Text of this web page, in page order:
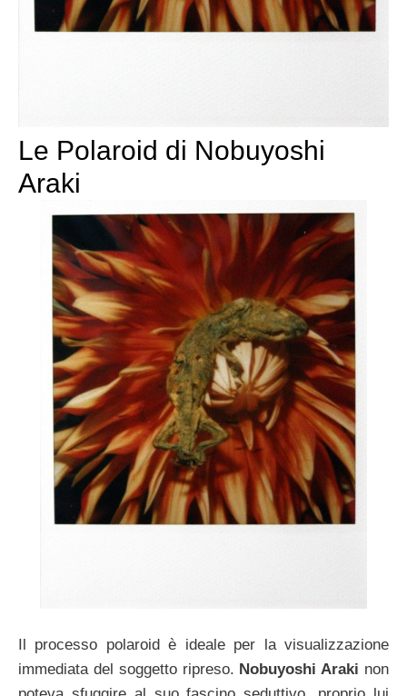
Le Polaroid di Nobuyoshi
Araki
Il processo polaroid è ideale per la visualizzazione
immediata del soggetto ripreso. Nobuyoshi Araki non